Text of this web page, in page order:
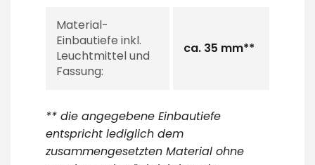
Material-
Einbautiefe inkl.
Leuchtmittel und
Fassung:
ca. 35 mm**
** die angegebene Einbautiefe
entspricht lediglich dem
zusammengesetzten Material ohne